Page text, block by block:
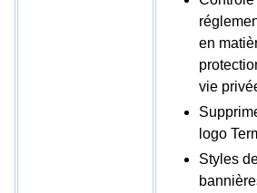
en
vie
logo
Styles